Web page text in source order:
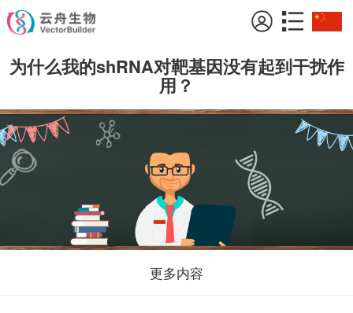
为什么我的shRNA对靶基因没有起到干扰作
用？
更多内容